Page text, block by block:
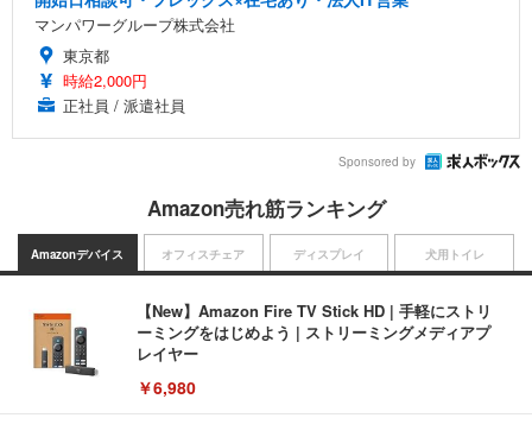
マンパワーグループ株式会社
東京都
時給2,000円
正社員 / 派遣社員
Sponsored by
Amazon売れ筋ランキング
Amazonデバイス
【New】Amazon Fire TV Stick HD | 手軽にストリ
ーミングをはじめよう | ストリーミングメディアプ
レイヤー
￥6,980
オフィスチェア ディスプレイ 犬用トイレ